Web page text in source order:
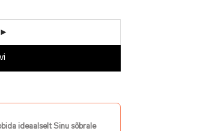
ideaalselt Sinu sõbrale